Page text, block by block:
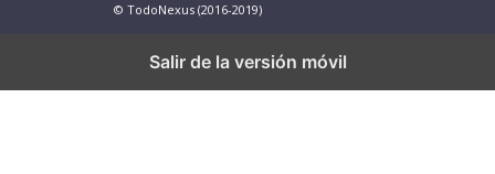
© TodoNexus (2016-2019)
Salir de la versión móvil